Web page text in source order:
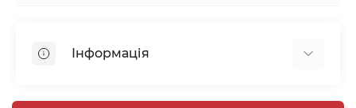
Інформація